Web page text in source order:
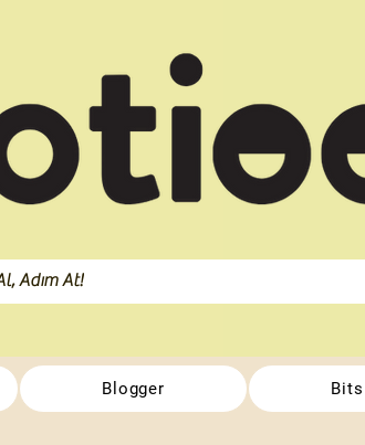
Blogger Bits